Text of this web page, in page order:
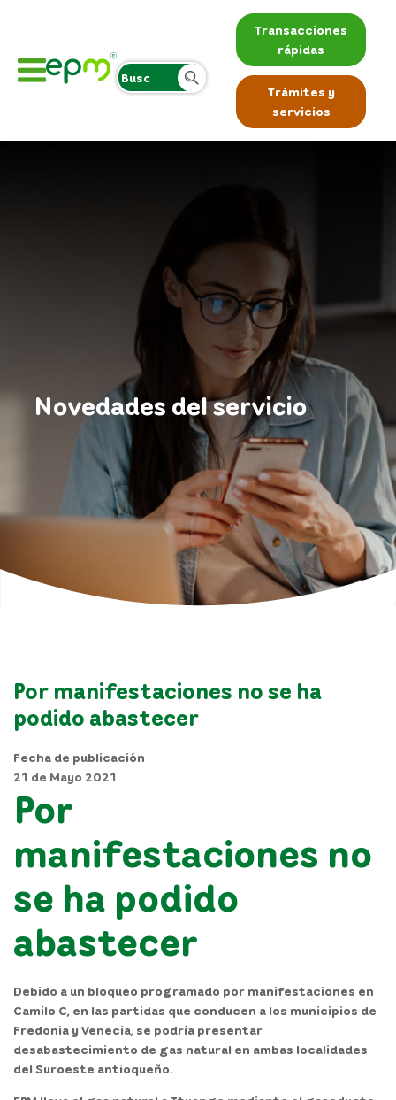
Transacciones
rápidas
Trámites y
servicios
Novedades del servicio
Por manifestaciones no se ha
podido abastecer
Fecha de publicación
21 de Mayo 2021
Por
manifestaciones no
se ha podido
abastecer
Debido a un bloqueo programado por manifestaciones en
Camilo C, en las partidas que conducen a los municipios de
Fredonia y Venecia, se podría presentar
desabastecimiento de gas natural en ambas localidades
del Suroeste antioqueño.